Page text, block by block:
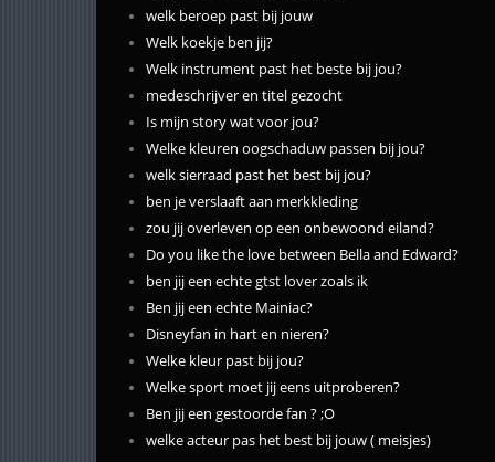
welk beroep past bij jouw
Welk koekje ben jij?
Welk instrument past het beste bij jou?
medeschrijver en titel gezocht
Is mijn story wat voor jou?
Welke kleuren oogschaduw passen bij jou?
welk sierraad past het best bij jou?
ben je verslaaft aan merkkleding
zou jij overleven op een onbewoond eiland?
Do you like the love between Bella and Edward?
ben jij een echte gtst lover zoals ik
Ben jij een echte Mainiac?
Disneyfan in hart en nieren?
Welke kleur past bij jou?
Welke sport moet jij eens uitproberen?
Ben jij een gestoorde fan ? ;O
welke acteur pas het best bij jouw ( meisjes)